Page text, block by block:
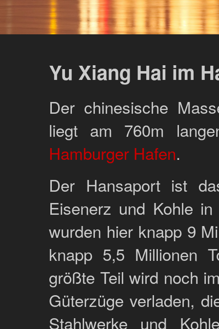
Yu Xiang Hai im
Der chinesische
liegt am 760m
Hamburger Hafen.
Der Hansaport ist
Eisenerz und Kohle
wurden hier knapp 9
knapp 5,5 Millionen
größte Teil wird noch
Güterzüge verladen,
Stahlwerke und